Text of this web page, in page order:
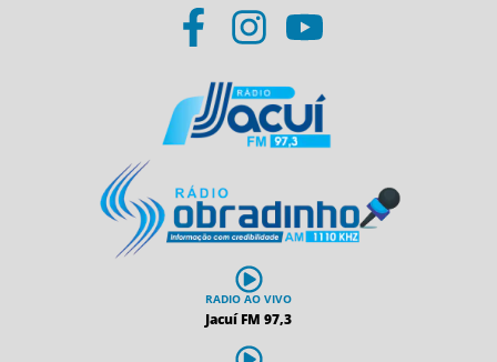
RADIO AO VIVO
Jacuí FM 97,3